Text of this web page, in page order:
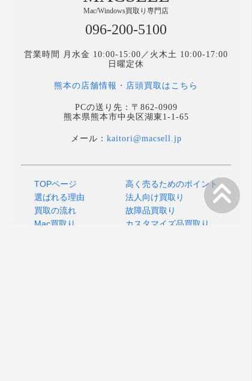
Mac/Windows買取り専門店
096-200-5100
営業時間 月水金 10:00-15:00／火木土 10:00-17:00
日曜定休
熊本の店舗情報・店頭買取はこちら
PCの送り先：〒862-0909
熊本県熊本市中央区湖東1-1-65
メール： kaitori@macsell.jp
TOPページ
選ばれる理由
買取の流れ
Mac買取り
高く売るためのポイント
法人向け買取り
故障品買取り
カスタマイズ品買取り